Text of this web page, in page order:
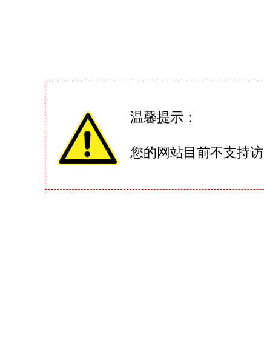
温馨提示：
您的网站目前不支持